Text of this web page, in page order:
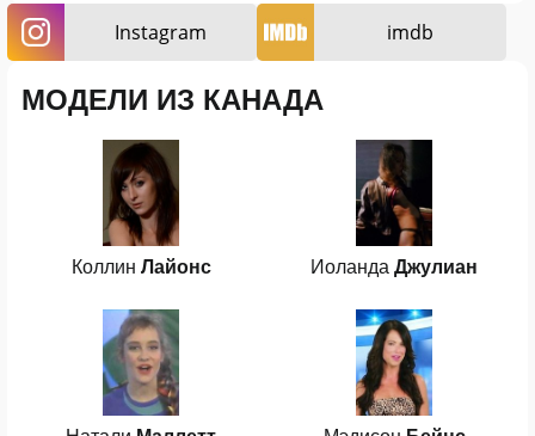
Instagram
imdb
МОДЕЛИ ИЗ КАНАДА
Коллин Лайонс Иоланда Джулиан